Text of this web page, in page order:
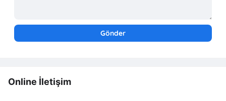
Online İletişim